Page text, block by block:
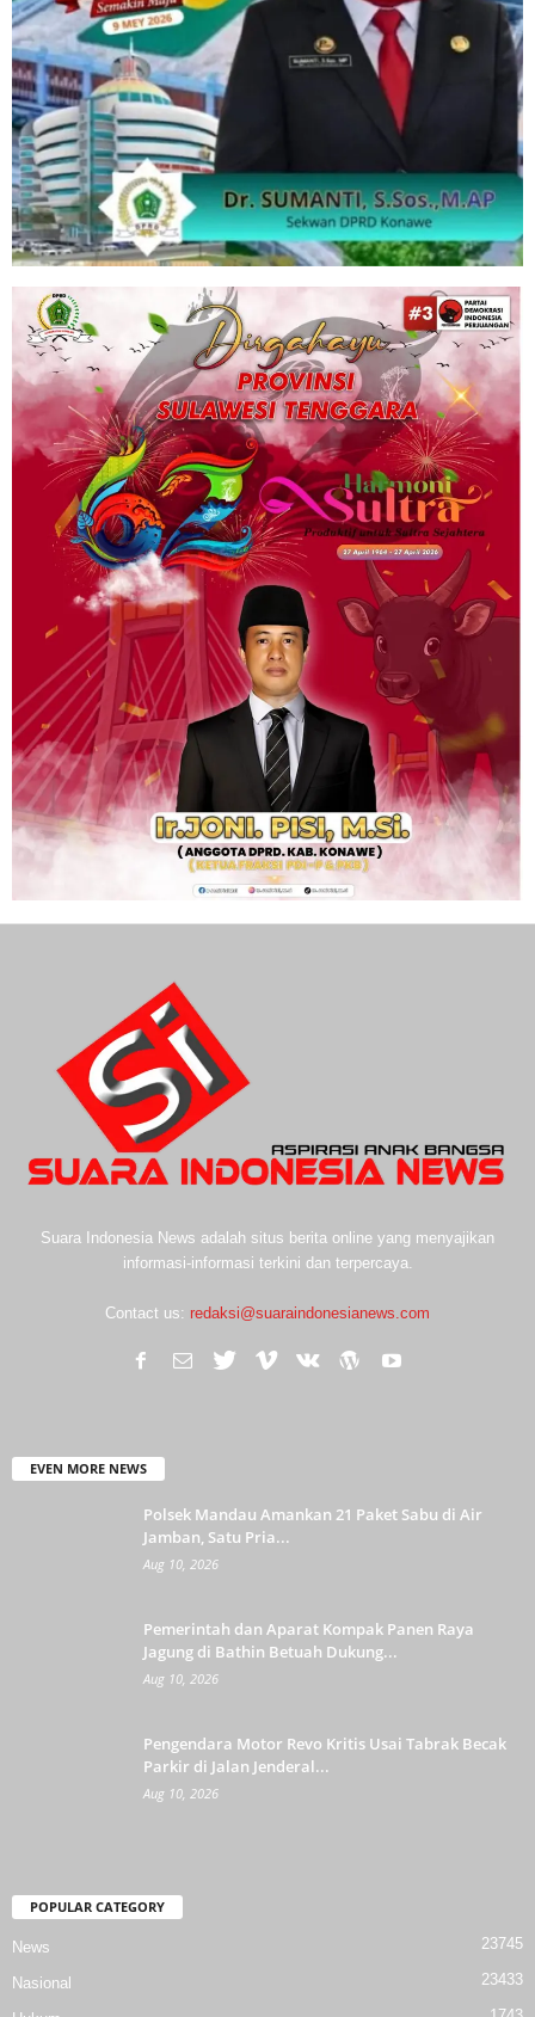
Suara Indonesia News adalah situs berita online yang menyajikan
informasi-informasi terkini dan terpercaya.
Contact us: redaksi@suaraindonesianews.com
EVEN MORE NEWS
Polsek Mandau Amankan 21 Paket Sabu di Air
Jamban, Satu Pria...
Aug 10, 2026
Pemerintah dan Aparat Kompak Panen Raya
Jagung di Bathin Betuah Dukung...
Aug 10, 2026
Pengendara Motor Revo Kritis Usai Tabrak Becak
Parkir di Jalan Jenderal...
Aug 10, 2026
POPULAR CATEGORY
News 23745
Nasional 23433